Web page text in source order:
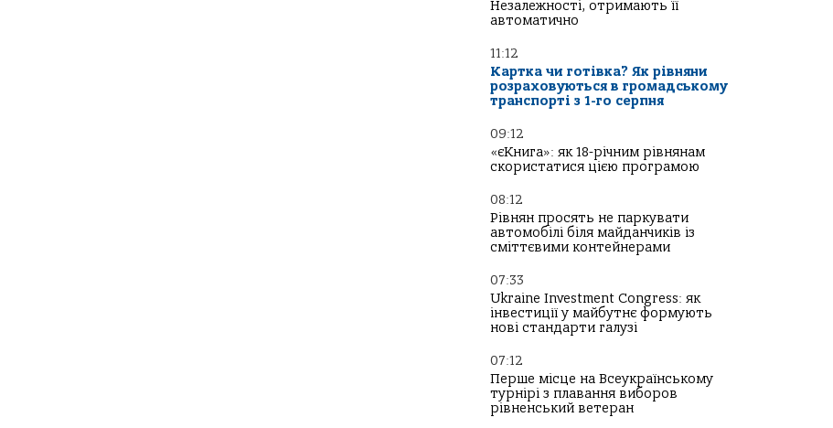
Незалежності, отримають її
автоматично
11:12
Картка чи готівка? Як рівняни
розраховуються в громадському
транспорті з 1-го серпня
09:12
«єКнига»: як 18-річним рівнянам
скористатися цією програмою
08:12
Рівнян просять не паркувати
автомобілі біля майданчиків із
сміттєвими контейнерами
07:33
Ukraine Investment Congress: як
інвестиції у майбутнє формують
нові стандарти галузі
07:12
Перше місце на Всеукраїнському
турнірі з плавання виборов
рівненський ветеран